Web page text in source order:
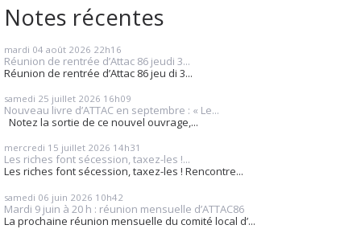
Notes récentes
mardi 04 août 2026 22h16
Réunion de rentrée d’Attac 86 jeudi 3...
Réunion de rentrée d’Attac 86 jeu di 3...
samedi 25 juillet 2026 16h09
Nouveau livre d’ATTAC en septembre : « Le...
Notez la sortie de ce nouvel ouvrage,...
mercredi 15 juillet 2026 14h31
Les riches font sécession, taxez-les !...
Les riches font sécession, taxez-les ! Rencontre...
samedi 06 juin 2026 10h42
Mardi 9 juin à 20 h : réunion mensuelle d’ATTAC86
La prochaine réunion mensuelle du comité local d’...